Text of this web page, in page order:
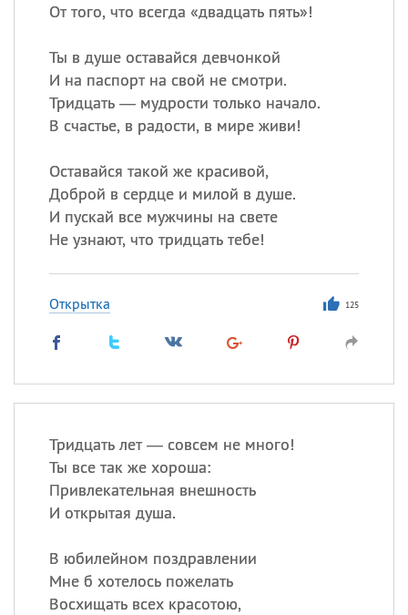
От того, что всегда «двадцать пять»!
Ты в душе оставайся девчонкой
И на паспорт на свой не смотри.
Тридцать — мудрости только начало.
В счастье, в радости, в мире живи!
Оставайся такой же красивой,
Доброй в сердце и милой в душе.
И пускай все мужчины на свете
Не узнают, что тридцать тебе!
Открытка 125
Тридцать лет — совсем не много!
Ты все так же хороша:
Привлекательная внешность
И открытая душа.
В юбилейном поздравлении
Мне б хотелось пожелать
Восхищать всех красотою,